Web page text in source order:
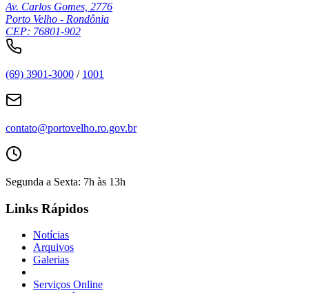
Av. Carlos Gomes, 2776
Porto Velho - Rondônia
CEP: 76801-902
(69) 3901-3000 / 1001
contato@portovelho.ro.gov.br
Segunda a Sexta: 7h às 13h
Links Rápidos
Notícias
Arquivos
Galerias
Serviços Online